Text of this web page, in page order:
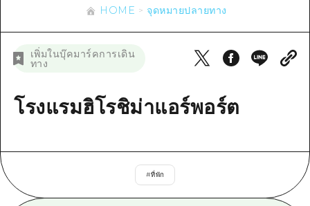
สถานบันเทิงยามค่ำคืน
มาตรฐาน
การรักษา
ธรรมชาติ
บริเวณรอบๆ มิยาจิมะ
เกโฮคุ
จังหวัดเอฮิเมะ
เข้าถึงเข้าถึง
สรุปการจราจรรอง
ตั๋วเที่ยวคุ้มค่าตั๋วเที่ยวคุ้มค่า
ฮิโรชิม่า ฟรี Wi-Fi
ข่าว
HOME จุดหมายปลายทาง
เพิ่มในบุ๊คมาร์คการเดิน
ทาง
โรงแรมฮิโรชิม่าแอร์พอร์ต
#ที่พัก